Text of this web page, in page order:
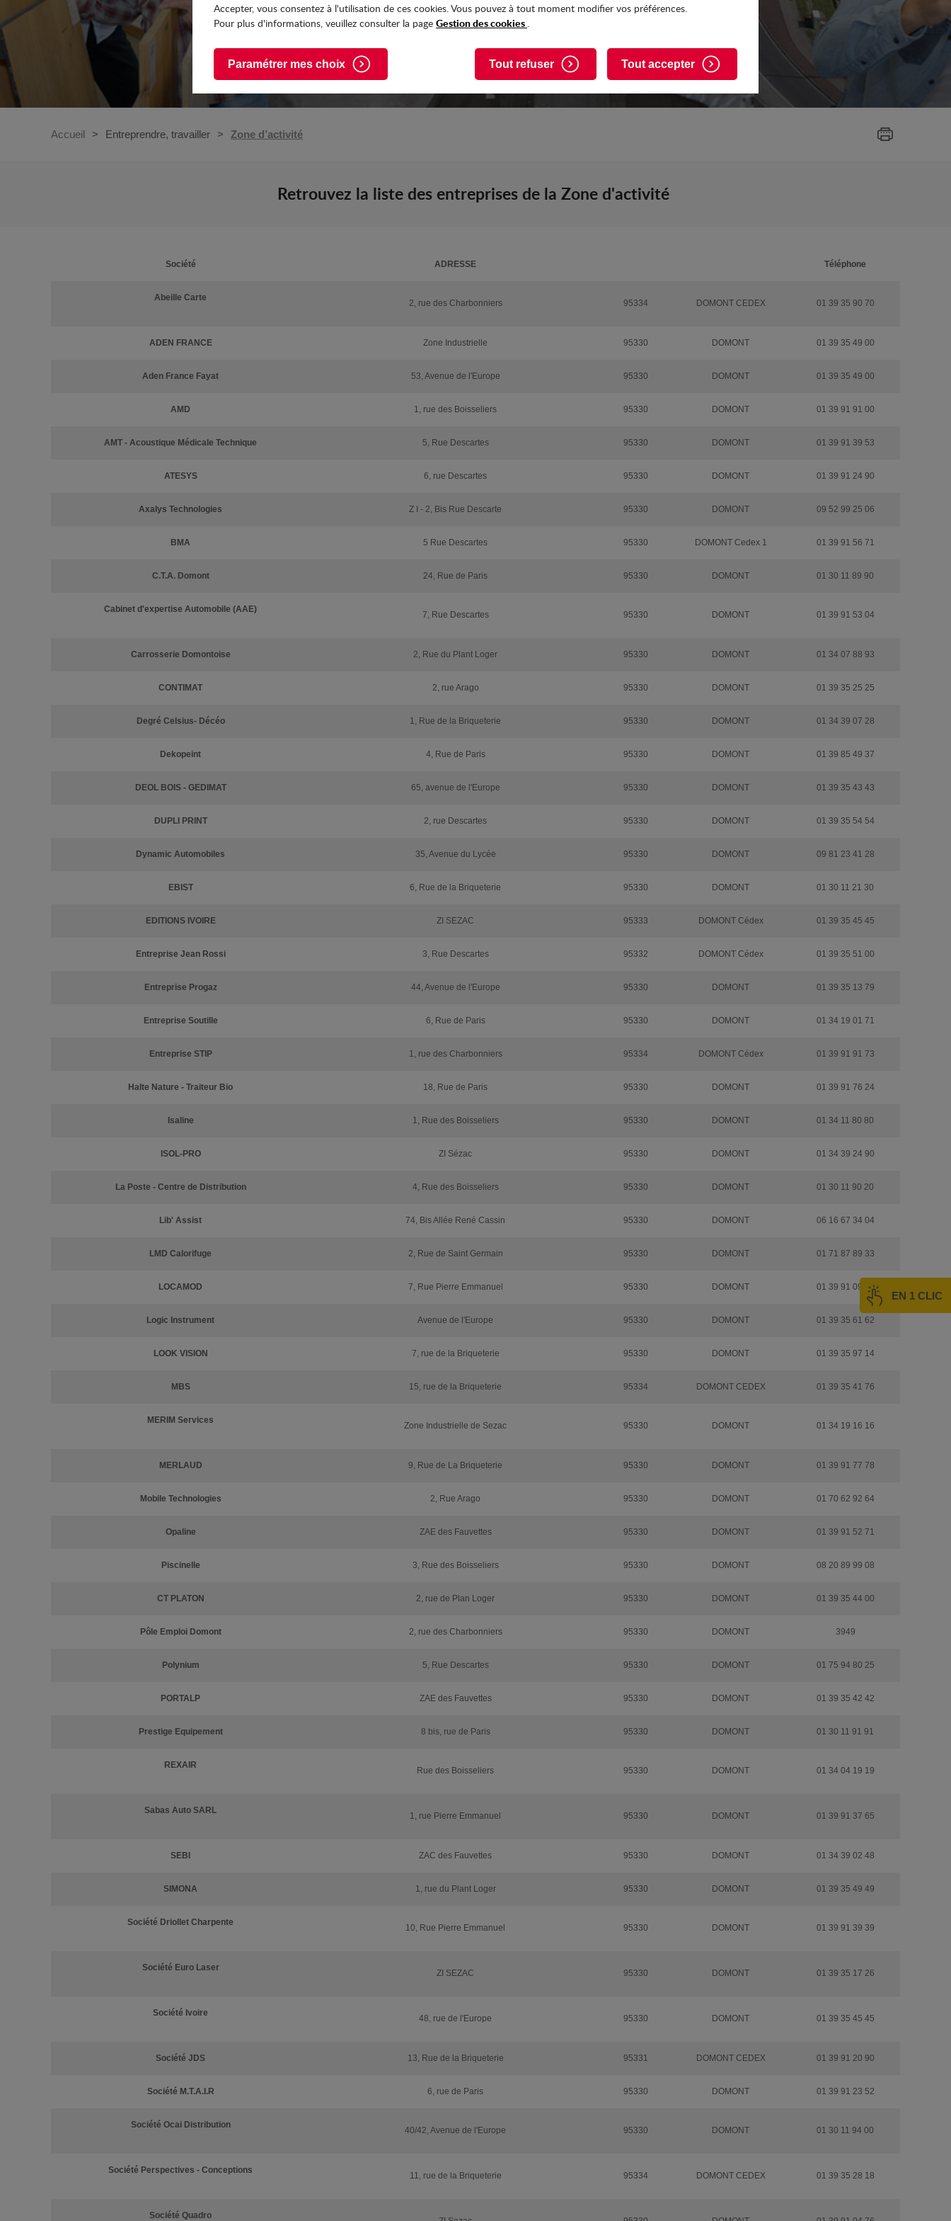
Accepter, vous consentez à l'utilisation de ces cookies. Vous pouvez à tout moment modifier vos préférences.
Pour plus d'informations, veuillez consulter la page Gestion des cookies .
Paramétrer mes choix Tout refuser Tout accepter
EN 1 CLIC
Accueil Entreprendre, travailler Zone d’activité
Retrouvez la liste des entreprises de la Zone d'activité
Société ADRESSE Téléphone
Abeille Carte
2, rue des Charbonniers 95334 DOMONT CEDEX 01 39 35 90 70
ADEN FRANCE Zone Industrielle 95330 DOMONT 01 39 35 49 00
Aden France Fayat 53, Avenue de l'Europe 95330 DOMONT 01 39 35 49 00
AMD 1, rue des Boisseliers 95330 DOMONT 01 39 91 91 00
AMT - Acoustique Médicale Technique 5, Rue Descartes 95330 DOMONT 01 39 91 39 53
ATESYS 6, rue Descartes 95330 DOMONT 01 39 91 24 90
Axalys Technologies Z I - 2, Bis Rue Descarte 95330 DOMONT 09 52 99 25 06
BMA 5 Rue Descartes 95330 DOMONT Cedex 1 01 39 91 56 71
C.T.A. Domont 24, Rue de Paris 95330 DOMONT 01 30 11 89 90
Cabinet d'expertise Automobile (AAE)
7, Rue Descartes 95330 DOMONT 01 39 91 53 04
Carrosserie Domontoise 2, Rue du Plant Loger 95330 DOMONT 01 34 07 88 93
CONTIMAT 2, rue Arago 95330 DOMONT 01 39 35 25 25
Degré Celsius- Décéo 1, Rue de la Briqueterie 95330 DOMONT 01 34 39 07 28
Dekopeint 4, Rue de Paris 95330 DOMONT 01 39 85 49 37
DEOL BOIS - GEDIMAT 65, avenue de l'Europe 95330 DOMONT 01 39 35 43 43
DUPLI PRINT 2, rue Descartes 95330 DOMONT 01 39 35 54 54
Dynamic Automobiles 35, Avenue du Lycée 95330 DOMONT 09 81 23 41 28
EBIST 6, Rue de la Briqueterie 95330 DOMONT 01 30 11 21 30
EDITIONS IVOIRE ZI SEZAC 95333 DOMONT Cédex 01 39 35 45 45
Entreprise Jean Rossi 3, Rue Descartes 95332 DOMONT Cédex 01 39 35 51 00
Entreprise Progaz 44, Avenue de l'Europe 95330 DOMONT 01 39 35 13 79
Entreprise Soutille 6, Rue de Paris 95330 DOMONT 01 34 19 01 71
Entreprise STIP 1, rue des Charbonniers 95334 DOMONT Cédex 01 39 91 91 73
Halte Nature - Traiteur Bio 18, Rue de Paris 95330 DOMONT 01 39 91 76 24
Isaline 1, Rue des Boisseliers 95330 DOMONT 01 34 11 80 80
ISOL-PRO ZI Sézac 95330 DOMONT 01 34 39 24 90
La Poste - Centre de Distribution 4, Rue des Boisseliers 95330 DOMONT 01 30 11 90 20
Lib' Assist 74, Bis Allée René Cassin 95330 DOMONT 06 16 67 34 04
LMD Calorifuge 2, Rue de Saint Germain 95330 DOMONT 01 71 87 89 33
LOCAMOD 7, Rue Pierre Emmanuel 95330 DOMONT 01 39 91 09 09
Logic Instrument Avenue de l'Europe 95330 DOMONT 01 39 35 61 62
LOOK VISION 7, rue de la Briqueterie 95330 DOMONT 01 39 35 97 14
MBS 15, rue de la Briqueterie 95334 DOMONT CEDEX 01 39 35 41 76
MERIM Services
Zone Industrielle de Sezac 95330 DOMONT 01 34 19 16 16
MERLAUD 9, Rue de La Briqueterie 95330 DOMONT 01 39 91 77 78
Mobile Technologies 2, Rue Arago 95330 DOMONT 01 70 62 92 64
Opaline ZAE des Fauvettes 95330 DOMONT 01 39 91 52 71
Piscinelle 3, Rue des Boisseliers 95330 DOMONT 08 20 89 99 08
CT PLATON 2, rue de Plan Loger 95330 DOMONT 01 39 35 44 00
Pôle Emploi Domont 2, rue des Charbonniers 95330 DOMONT 3949
Polynium 5, Rue Descartes 95330 DOMONT 01 75 94 80 25
PORTALP ZAE des Fauvettes 95330 DOMONT 01 39 35 42 42
Prestige Equipement 8 bis, rue de Paris 95330 DOMONT 01 30 11 91 91
REXAIR
Rue des Boisseliers 95330 DOMONT 01 34 04 19 19
Sabas Auto SARL
1, rue Pierre Emmanuel 95330 DOMONT 01 39 91 37 65
SEBI ZAC des Fauvettes 95330 DOMONT 01 34 39 02 48
SIMONA 1, rue du Plant Loger 95330 DOMONT 01 39 35 49 49
Société Driollet Charpente
10, Rue Pierre Emmanuel 95330 DOMONT 01 39 91 39 39
Société Euro Laser
ZI SEZAC 95330 DOMONT 01 39 35 17 26
Société Ivoire
48, rue de l'Europe 95330 DOMONT 01 39 35 45 45
Société JDS 13, Rue de la Briqueterie 95331 DOMONT CEDEX 01 39 91 20 90
Société M.T.A.I.R 6, rue de Paris 95330 DOMONT 01 39 91 23 52
Société Ocai Distribution
40/42, Avenue de l'Europe 95330 DOMONT 01 30 11 94 00
Société Perspectives - Conceptions
11, rue de la Briqueterie 95334 DOMONT CEDEX 01 39 35 28 18
Société Quadro